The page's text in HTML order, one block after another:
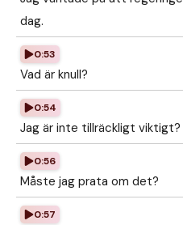
dag.
0:53
Vad är knull?
0:54
Jag är inte tillräckligt viktigt?
0:56
Måste jag prata om det?
0:57